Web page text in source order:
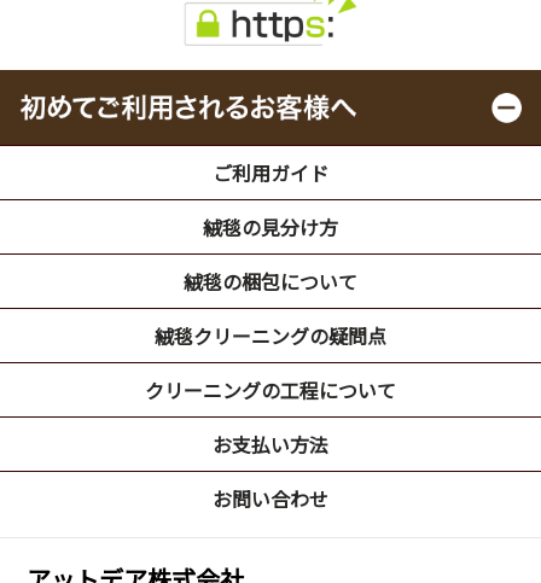
ご利用ガイド
絨毯の見分け方
絨毯の梱包について
絨毯クリーニングの疑問点
クリーニングの工程について
お支払い方法
お問い合わせ